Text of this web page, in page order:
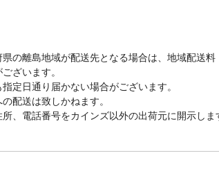
の離島地域が配送先となる場合は、地域配送
ざいます。
定日通り届かない場合がございます。
配送は致しかねます。
、電話番号をカインズ以外の出荷元に開示し